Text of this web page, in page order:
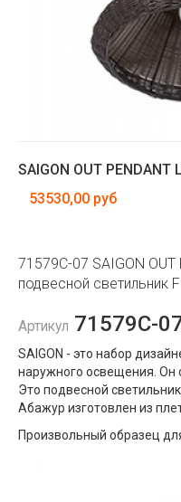
SAIGON OUT PENDANT
53530,00 руб
71579C-07 SAIGON OUT
подвесной светильник
Артикул 71579C-
SAIGON - это набор
наружного освещения. Он
Это подвесной
Абажур изготовлен из
Произвольный образец